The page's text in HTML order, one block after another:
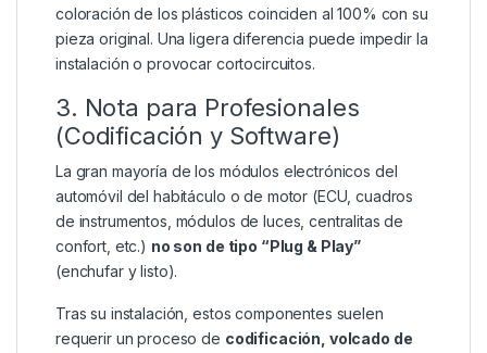
coloración de los plásticos coinciden al 100% con su
pieza original. Una ligera diferencia puede impedir la
instalación o provocar cortocircuitos.
3. Nota para Profesionales
(Codificación y Software)
La gran mayoría de los módulos electrónicos del
automóvil del habitáculo o de motor (ECU, cuadros
de instrumentos, módulos de luces, centralitas de
confort, etc.) no son de tipo “Plug & Play”
(enchufar y listo).
Tras su instalación, estos componentes suelen
requerir un proceso de codificación, volcado de